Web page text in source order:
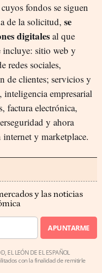
fondos se siguen
de la solicitud, se
digitales al que
incluye: sitio web y
redes sociales,
de clientes; servicios y
empresarial
factura electrónica,
y ahora
internet y marketplace.
y las noticias
APUNTARME
EL LEÓN DE EL ESPAÑOL
con la finalidad de remitirle